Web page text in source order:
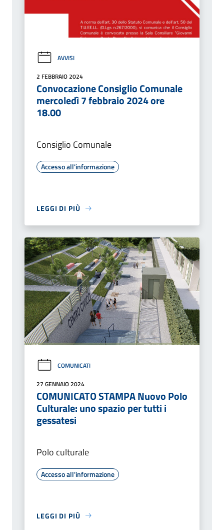
AVVISI
2 FEBBRAIO 2024
Convocazione Consiglio Comunale
mercoledì 7 febbraio 2024 ore
18.00
Consiglio Comunale
Accesso all'informazione
LEGGI DI PIÙ
COMUNICATI
27 GENNAIO 2024
COMUNICATO STAMPA Nuovo Polo
Culturale: uno spazio per tutti i
gessatesi
Polo culturale
Accesso all'informazione
LEGGI DI PIÙ